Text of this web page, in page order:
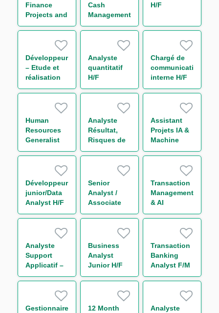
Finance
Projects and
Reporting
Contract)
Cash
Management
H/F
H/F
Développeur
– Etude et
réalisation
IT Finance
Analyste
quantitatif
H/F
Chargé de
communication
interne H/F
Human
Resources
Generalist
Analyste
Résultat,
Risques de
Marché et
périmètre
Trésorerie
H/F
Assistant
Projets IA &
Machine
Learning H/F
Développeur
junior/Data
Analyst H/F
Senior
Analyst /
Associate
Leveraged
Transaction
Management
& AI
Innovation
Analyste
Support
Applicatif –
Global
Office H/F
Business
Analyst
Junior H/F
Transaction
Banking
Analyst F/M
Gestionnaire 12 Month Analyste